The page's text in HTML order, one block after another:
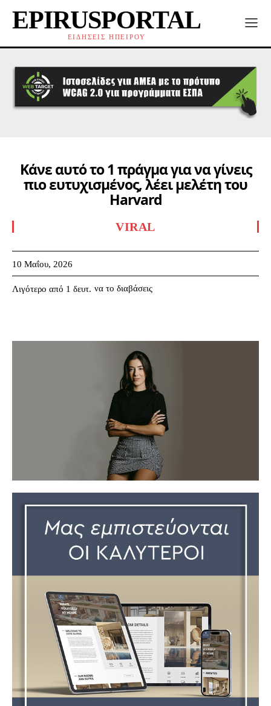
EPIRUSPORTAL
ΕΙΔΗΣΕΙΣ ΗΠΕΙΡΟΥ
Κάνε αυτό το 1 πράγμα για να γίνεις
πιο ευτυχισμένος, λέει μελέτη του
Harvard
VIRAL
10 Μαΐου, 2026
Λιγότερο από 1 δευτ. να το διαβάσεις